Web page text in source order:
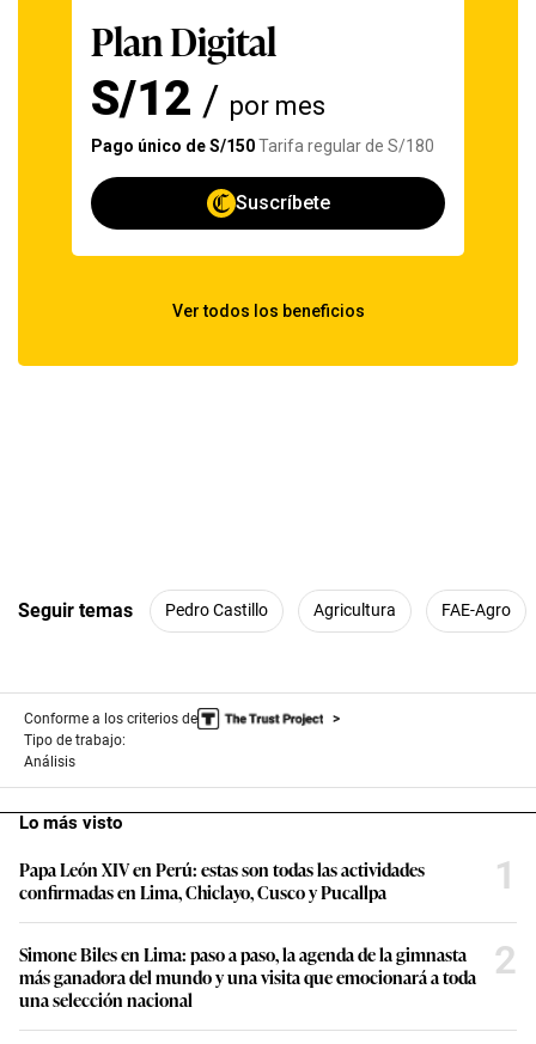
Seguir temas Pedro Castillo Agricultura FAE-Agro
Conforme a los criterios de
Tipo de trabajo:
Análisis
Lo más visto
Papa León XIV en Perú: estas son todas las actividades
confirmadas en Lima, Chiclayo, Cusco y Pucallpa
1
Simone Biles en Lima: paso a paso, la agenda de la gimnasta
más ganadora del mundo y una visita que emocionará a toda
una selección nacional
2